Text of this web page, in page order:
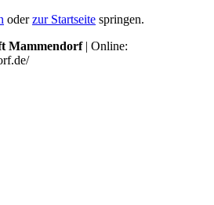
oderzur Startseite springen.
Mammendorf| Online: